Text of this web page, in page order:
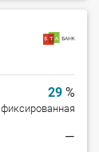
29 %
фиксированная
—